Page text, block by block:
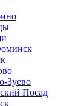
Зуево
Посад